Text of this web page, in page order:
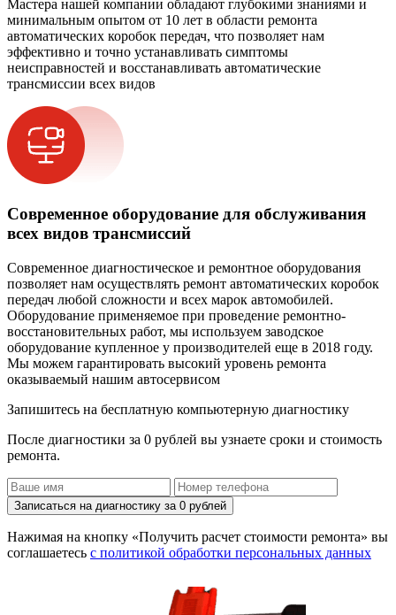
Мастера нашей компании обладают глубокими знаниями и
минимальным опытом от 10 лет в области ремонта
автоматических коробок передач, что позволяет нам
эффективно и точно устанавливать симптомы
неисправностей и восстанавливать автоматические
трансмиссии всех видов
Современное оборудование для обслуживания
всех видов трансмиссий
Современное диагностическое и ремонтное оборудования
позволяет нам осуществлять ремонт автоматических коробок
передач любой сложности и всех марок автомобилей.
Оборудование применяемое при проведение ремонтно-
восстановительных работ, мы используем заводское
оборудование купленное у производителей еще в 2018 году.
Мы можем гарантировать высокий уровень ремонта
оказываемый нашим автосервисом
Запишитесь на бесплатную компьютерную диагностику
После диагностики за 0 рублей вы узнаете сроки и стоимость
ремонта.
Записаться на диагностику за 0 рублей
Нажимая на кнопку «Получить расчет стоимости ремонта» вы
соглашаетесь с политикой обработки персональных данных